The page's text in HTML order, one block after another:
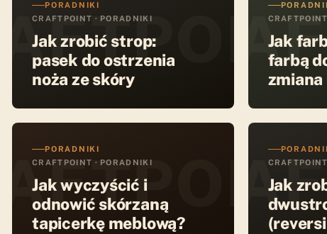
PORADNIKI
CRAFTPOINT · PORADNIKI
Jak zrobić strop:
pasek do ostrzenia
noża ze skóry
Jak
farbą
PORADNIKI
CRAFTPOINT · PORADNIKI
Jak wyczyścić i
odnowić skórzaną
tapicerkę meblową?
Jak